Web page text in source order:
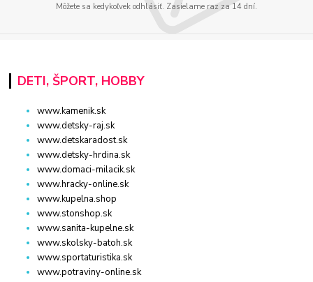
Môžete sa kedykoľvek odhlásiť. Zasielame raz za 14 dní.
DETI, ŠPORT, HOBBY
www.kamenik.sk
www.detsky-raj.sk
www.detskaradost.sk
www.detsky-hrdina.sk
www.domaci-milacik.sk
www.hracky-online.sk
www.kupelna.shop
www.stonshop.sk
www.sanita-kupelne.sk
www.skolsky-batoh.sk
www.sportaturistika.sk
www.potraviny-online.sk